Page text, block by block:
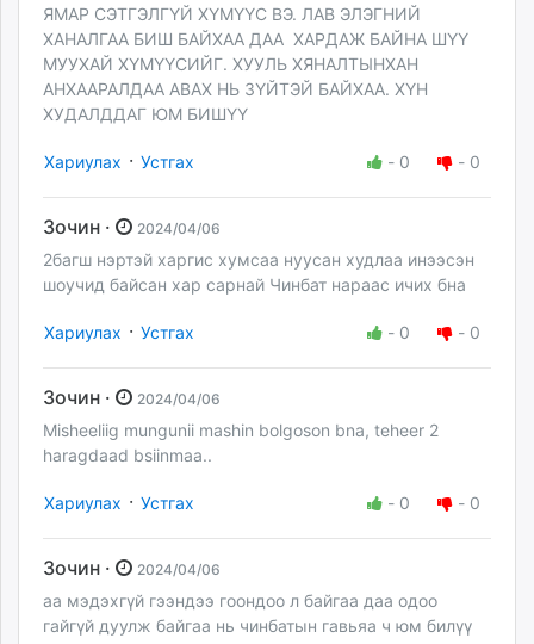
ЯМАР СЭТГЭЛГҮЙ ХҮМҮҮС ВЭ. ЛАВ ЭЛЭГНИЙ
ХАНАЛГАА БИШ БАЙХАА ДАА ХАРДАЖ БАЙНА ШҮҮ
МУУХАЙ ХҮМҮҮСИЙГ. ХУУЛЬ ХЯНАЛТЫНХАН
АНХААРАЛДАА АВАХ НЬ ЗҮЙТЭЙ БАЙХАА. ХҮН
ХУДАЛДДАГ ЮМ БИШҮҮ
Хариулах · Устгах - 0 - 0
Зочин · 2024/04/06
2багш нэртэй харгис хумсаа нуусан худлаа инээсэн
шоучид байсан хар сарнай Чинбат нараас ичих бна
Хариулах · Устгах - 0 - 0
Зочин · 2024/04/06
Misheeliig mungunii mashin bolgoson bna, teheer 2
haragdaad bsiinmaa..
Хариулах · Устгах - 0 - 0
Зочин · 2024/04/06
аа мэдэхгүй гээндээ гоондоо л байгаа даа одоо
гайгүй дуулж байгаа нь чинбатын гавьяа ч юм билүү